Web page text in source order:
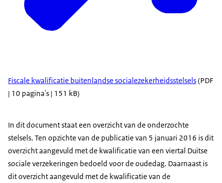
Fiscale kwalificatie buitenlandse socialezekerheidsstelsels(PDF
| 10 pagina's | 151 kB)
In dit document staat een overzicht van de onderzochte
stelsels. Ten opzichte van de publicatie van 5 januari 2016 is dit
overzicht aangevuld met de kwalificatie van een viertal Duitse
sociale verzekeringen bedoeld voor de oudedag. Daarnaast is
dit overzicht aangevuld met de kwalificatie van de